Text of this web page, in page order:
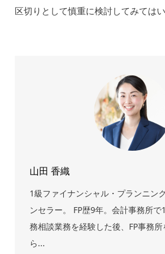
区切りとして慎重に検討してみては
山田 香織
1級ファイナンシャル・プランニン
ンセラー。 FP歴9年。会計事務所
務相談業務を経験した後、FP事務
ら...